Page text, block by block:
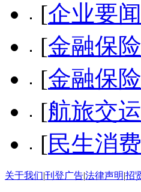
[企业要闻
[金融保险
[金融保险
[航旅交运
[民生消费
关于我们|刊登广告|法律声明|招